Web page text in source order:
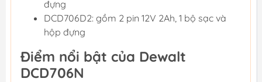
đựng
DCD706D2: gồm 2 pin 12V 2Ah, 1 bộ sạc và
hộp đựng
Điểm nổi bật của Dewalt
DCD706N